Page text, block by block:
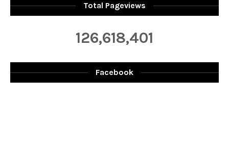
Total Pageviews
126,618,401
Facebook